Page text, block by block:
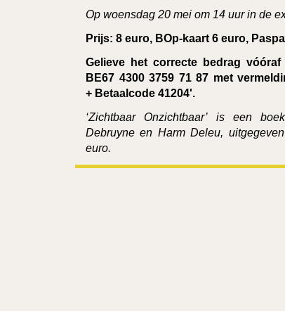
Op woensdag 20 mei om 14 uur in de
Prijs: 8 euro, BOp-kaart 6 euro,
Gelieve het correcte bedrag
BE67 4300 3759 71 87 met
+ Betaalcode 41204'.
‘Zichtbaar Onzichtbaar’ is een
Debruyne en Harm Deleu,
euro.